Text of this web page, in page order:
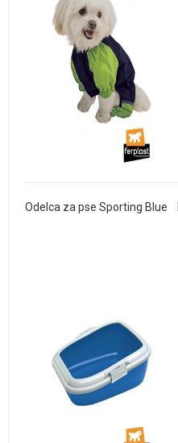
Odelca za pse Sporting Blue